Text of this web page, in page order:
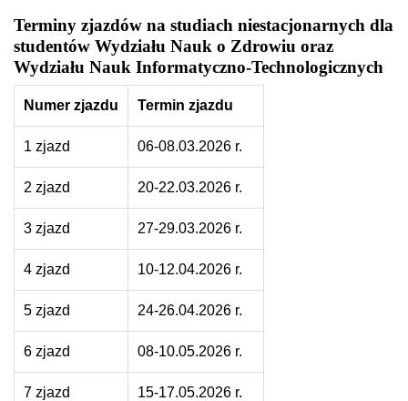
Terminy zjazdów na studiach niestacjonarnych dla
studentów Wydziału Nauk o Zdrowiu oraz
Wydziału Nauk Informatyczno-Technologicznych
Numer zjazdu Termin zjazdu
1 zjazd 06-08.03.2026 r.
2 zjazd 20-22.03.2026 r.
3 zjazd 27-29.03.2026 r.
4 zjazd 10-12.04.2026 r.
5 zjazd 24-26.04.2026 r.
6 zjazd 08-10.05.2026 r.
7 zjazd 15-17.05.2026 r.